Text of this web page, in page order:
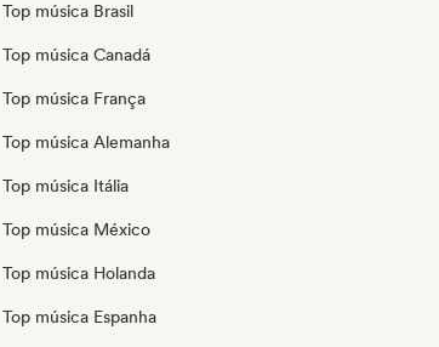
Top música Brasil
Top música Canadá
Top música França
Top música Alemanha
Top música Itália
Top música México
Top música Holanda
Top música Espanha